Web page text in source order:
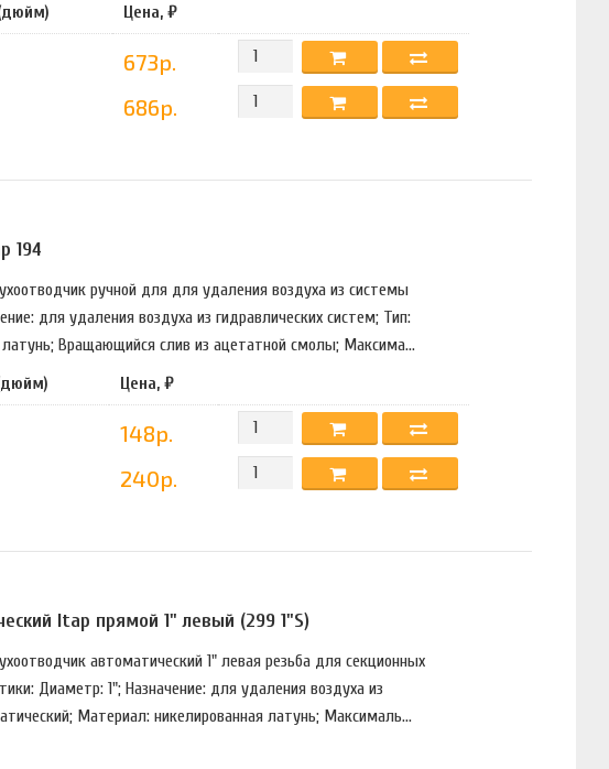
Цена, ₽
673р.
686р.
194
ручной для для удаления воздуха из системы
для удаления воздуха из гидравлических систем; Тип:
Вращающийся слив из ацетатной смолы; Максима...
Цена, ₽
148р.
240р.
Itap прямой 1" левый (299 1"S)
автоматический 1" левая резьба для секционных
Диаметр: 1"; Назначение: для удаления воздуха из
Материал: никелированная латунь; Максималь...